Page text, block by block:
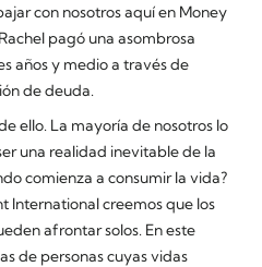
con nosotros aquí en Money
pagó una asombrosa
años y medio a través de
de deuda.
ello. La mayoría de nosotros lo
una realidad inevitable de la
comienza a consumir la vida?
International creemos que los
afrontar solos. En este
de personas cuyas vidas